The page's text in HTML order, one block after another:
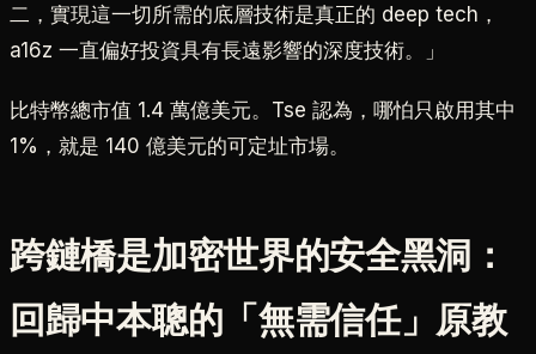
二，實現這一切所需的底層技術是真正的 deep tech，
a16z 一直偏好投資具有長遠影響的深度技術。」
比特幣總市值 1.4 萬億美元。Tse 認為，哪怕只啟用其中
1%，就是 140 億美元的可定址市場。
跨鏈橋是加密世界的安全黑洞：
回歸中本聰的「無需信任」原教